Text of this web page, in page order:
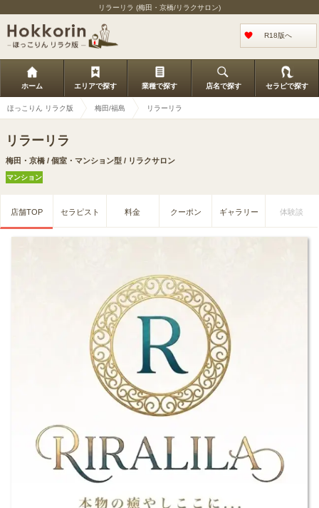
リラーリラ (梅田・京橋/リラクサロン)
R18版へ
ホーム エリアで探す 業種で探す 店名で探す セラピで探す
ほっこりん リラク版 梅田/福島 リラーリラ
リラーリラ
梅田・京橋 / 個室・マンション型 / リラクサロン
マンション
店舗TOP セラピスト 料金 クーポン ギャラリー 体験談